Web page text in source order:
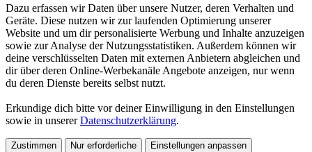
Dazu erfassen wir Daten über unsere Nutzer, deren Verhalten und
Geräte. Diese nutzen wir zur laufenden Optimierung unserer
Website und um dir personalisierte Werbung und Inhalte anzuzeigen
sowie zur Analyse der Nutzungsstatistiken. Außerdem können wir
deine verschlüsselten Daten mit externen Anbietern abgleichen und
dir über deren Online-Werbekanäle Angebote anzeigen, nur wenn
du deren Dienste bereits selbst nutzt.
Erkundige dich bitte vor deiner Einwilligung in den Einstellungen
sowie in unsererDatenschutzerklärung.
Zustimmen Nur erforderliche Einstellungen anpassen